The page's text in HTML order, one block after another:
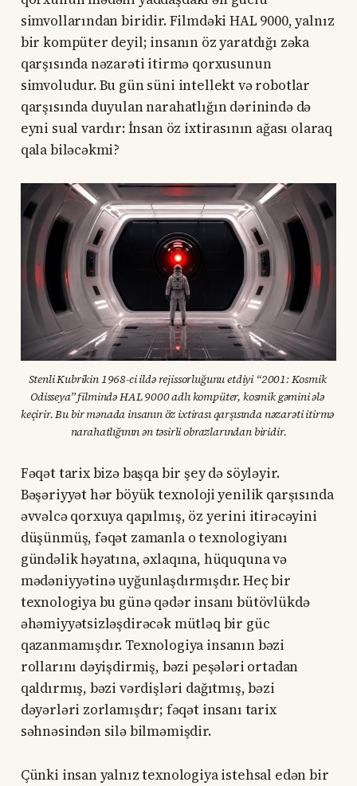
simvollarından biridir. Filmdəki HAL 9000, yalnız
bir kompüter deyil; insanın öz yaratdığı zəka
qarşısında nəzarəti itirmə qorxusunun
simvoludur. Bu gün süni intellekt və robotlar
qarşısında duyulan narahatlığın dərinində də
eyni sual vardır: İnsan öz ixtirasının ağası olaraq
qala biləcəkmi?
Stenli Kubrikin 1968-ci ildə rejissorluğunu etdiyi “2001: Kosmik
Odisseya” filmində HAL 9000 adlı kompüter, kosmik gəmini ələ
keçirir. Bu bir mənada insanın öz ixtirası qarşısında nəzarəti itirmə
narahatlığının ən təsirli obrazlarından biridir.
Fəqət tarix bizə başqa bir şey də söyləyir.
Bəşəriyyət hər böyük texnoloji yenilik qarşısında
əvvəlcə qorxuya qapılmış, öz yerini itirəcəyini
düşünmüş, fəqət zamanla o texnologiyanı
gündəlik həyatına, əxlaqına, hüququna və
mədəniyyətinə uyğunlaşdırmışdır. Heç bir
texnologiya bu günə qədər insanı bütövlükdə
əhəmiyyətsizləşdirəcək mütləq bir güc
qazanmamışdır. Texnologiya insanın bəzi
rollarını dəyişdirmiş, bəzi peşələri ortadan
qaldırmış, bəzi vərdişləri dağıtmış, bəzi
dəyərləri zorlamışdır; fəqət insanı tarix
səhnəsindən silə bilməmişdir.
Çünki insan yalnız texnologiya istehsal edən bir